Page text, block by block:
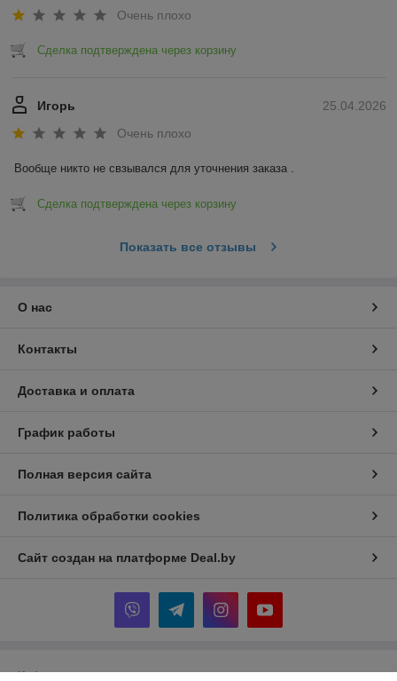
Очень плохо
Сделка подтверждена через корзину
25.04.2026
Игорь
Очень плохо
Вообще никто не свзывался для уточнения заказа .
Сделка подтверждена через корзину
Показать все отзывы
О нас
Контакты
Доставка и оплата
График работы
Полная версия сайта
Политика обработки cookies
Сайт создан на платформе Deal.by
Информация для покупателя